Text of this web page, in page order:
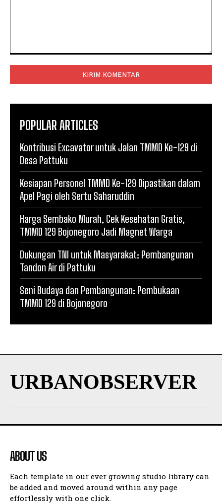
POPULAR ARTICLES
Kontribusi Excavator untuk Jalan TMMD Ke-129 di
Desa Pattuku
Kesiapan Personel TMMD Ke-129 Dipastikan dalam
Apel Pagi oleh Sertu Saharuddin
Harga Sembako Murah, Cek Kesehatan Gratis,
TMMD 129 Bojonegoro Jadi Magnet Warga
Dukungan TNI untuk Masyarakat: Pembangunan
Tandon Air di Pattuku
Seni Budaya dan Pembangunan: Pembukaan
TMMD 129 di Bojonegoro
URBANOBSERVER
ABOUT US
Each template in our ever growing studio library can
be added and moved around within any page
effortlessly with one click.